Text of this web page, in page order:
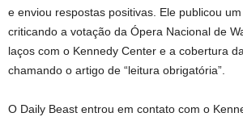
e enviou respostas positivas. Ele publicou
criticando a votação da Ópera Nacional de
laços com o Kennedy Center e a cobertura
chamando o artigo de “leitura obrigatória”.
O Daily Beast entrou em contato com o